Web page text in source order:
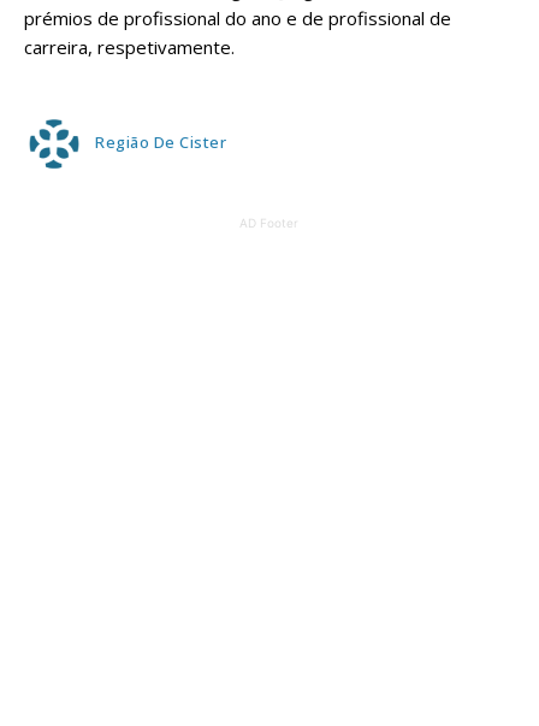
prémios de profissional do ano e de profissional de
carreira, respetivamente.
Região De Cister
AD Footer